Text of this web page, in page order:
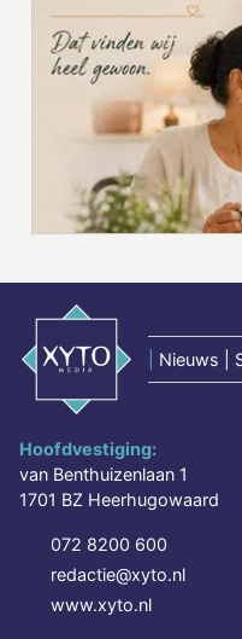
Nieuws |
Hoofdvestiging:
van Benthuizenlaan 1
1701 BZ Heerhugowaard
072 8200 600
redactie@xyto.nl
www.xyto.nl